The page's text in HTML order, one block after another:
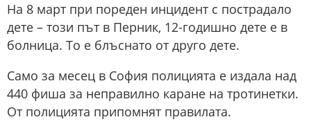
На 8 март при пореден инцидент с пострадало
дете – този път в Перник, 12-годишно дете е в
болница. То е блъснато от друго дете.
Само за месец в София полицията е издала над
440 фиша за неправилно каране на тротинетки.
От полицията припомнят правилата.